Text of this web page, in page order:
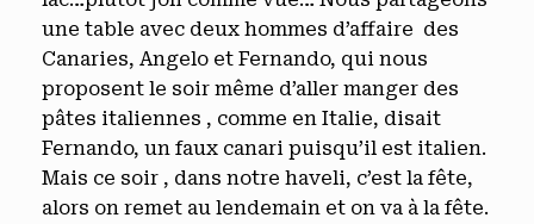
une table avec deux hommes d’affaire des
Canaries, Angelo et Fernando, qui nous
proposent le soir même d’aller manger des
pâtes italiennes , comme en Italie, disait
Fernando, un faux canari puisqu’il est italien.
Mais ce soir , dans notre haveli, c’est la fête,
alors on remet au lendemain et on va à la fête.